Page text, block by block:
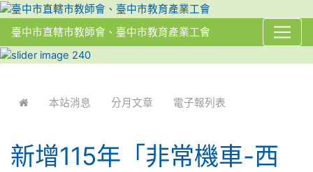
臺中市直轄市教師會、臺中市教育產業工會
本站消息 分月文章 電子報列表
新增115年「非常機車-西